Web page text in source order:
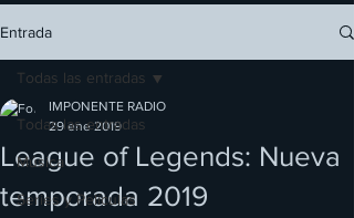
Entrada
Todas las entradas
Música
Series y Películas
Todas las entradas
League of Legends: Nueva
temporada 2019
IMPONENTE RADIO
29 ene 2019